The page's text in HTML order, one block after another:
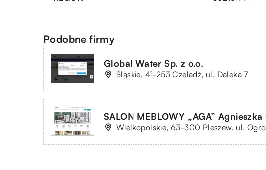
Podobne firmy
Global Water Sp. z o.o.
Śląskie, 41-253 Czeladź, ul. Daleka 7
SALON MEBLOWY „AGA” Agnieszka
Wielkopolskie, 63-300 Pleszew, ul.